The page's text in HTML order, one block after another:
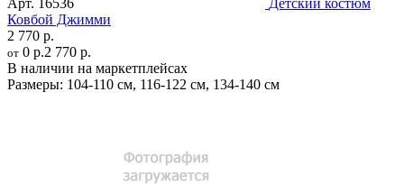
Ковбой Джимми
2 770 р.
от 0 р.2 770 р.
В наличии на маркетплейсах
Размеры: 104-110 см, 116-122 см, 134-140 см